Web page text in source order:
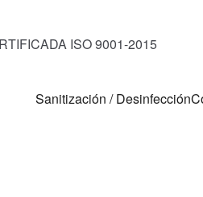
ISO 9001-2015
Sanitización / Desinfección